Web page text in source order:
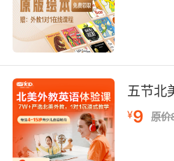
五节北
¥9 原